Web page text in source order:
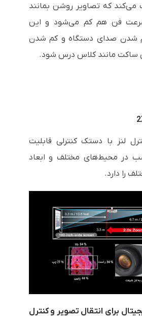
که تصاویر روشن بمانند
سرعت فن هم کم می‌شود و این
شدن صدای دستگاه و کم شدن
ساکت مانند کلاس درس شود.
لنز با دستک کنترلی قابلیت
در محیط‌های مختلف و ابعاد
را دارد.
برای انتقال تصویر و کنترل